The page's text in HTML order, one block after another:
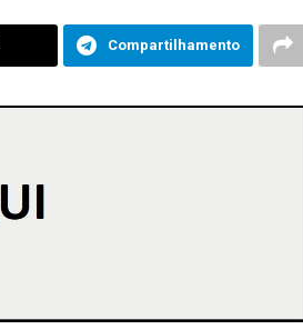
Compartilhamento